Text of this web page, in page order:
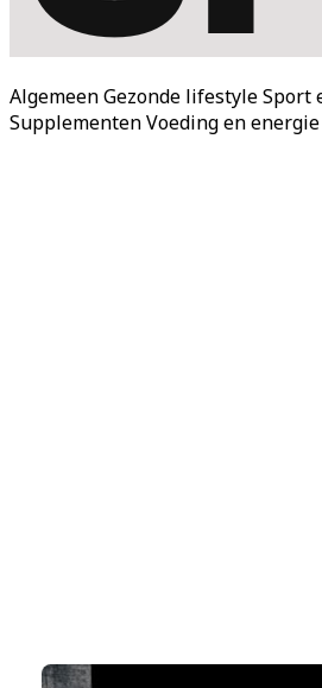
AlgemeenGezonde lifestyleSport
SupplementenVoeding en energie